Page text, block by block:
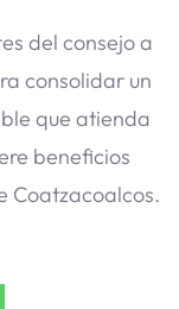
del consejo a
consolidar un
que atienda
beneficios
Coatzacoalcos.